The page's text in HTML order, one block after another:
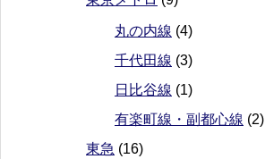
丸の内線 (4)
千代田線 (3)
日比谷線 (1)
有楽町線・副都心線 (2)
東急 (16)